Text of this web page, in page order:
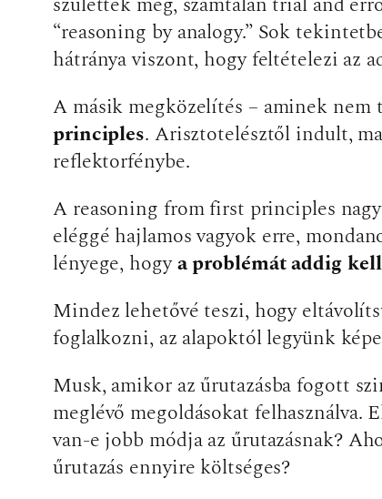
“reasoning by analogy.” Sok
hátránya viszont, hogy feltételezi az
A másik megközelítés – aminek nem
principles. Arisztotelésztől indult,
reflektorfénybe.
A reasoning from first principles
eléggé hajlamos vagyok erre,
lényege, hogya problémát addig
Mindez lehetővé teszi, hogy
foglalkozni, az alapoktól legyünk
Musk, amikor az űrutazásba fogott
meglévő megoldásokat
van-e jobb módja az űrutazásnak?
űrutazás ennyire költséges?